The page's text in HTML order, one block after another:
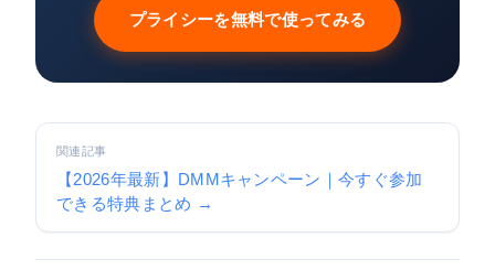
プライシーを無料で使ってみる
関連記事
【2026年最新】DMMキャンペーン｜今すぐ参加
できる特典まとめ →